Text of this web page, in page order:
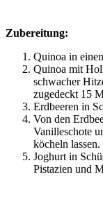
Zubereitung:
Quinoa in
Quinoa mit
schwacher
zugedeckt 15
Erdbeeren in
Von den
Vanilleschote
köcheln lassen.
Joghurt in
Pistazien und